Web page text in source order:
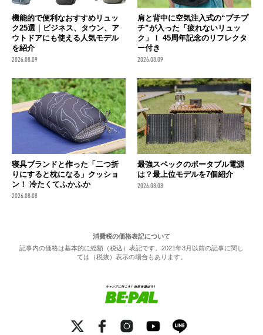
機能的で便利なおすすめリュッ
ク25選｜ビジネス、タウン、ア
ウトドアにも使える人気モデル
を紹介
2026.08.09
肩と背中に空気注入式の“プチプ
チ”が入った「疲れないリュッ
ク」！ 45周年記念のリフレクタ
ー付き
2026.08.09
寝具ブランドと作った「二つ折
りにすると枕になる」クッショ
ン！ 冷たくてふかふか
2026.08.08
最強スペックのポータブル電源
は？最上位モデルを7個紹介
2026.08.08
消費税の価格表記について
記事内の価格は基本的に総額（税込）表記です。2021年3月以前の記事に関し
ては（税抜）表示の場合もあります。